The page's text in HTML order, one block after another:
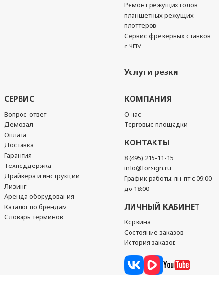
Ремонт режущих голов
планшетных режущих
плоттеров
Сервис фрезерных станков
с ЧПУ
Услуги резки
СЕРВИС
Вопрос-ответ
Демозал
Оплата
Доставка
Гарантия
Техподдержка
Драйвера и инструкции
Лизинг
Аренда оборудования
Каталог по брендам
Словарь терминов
КОМПАНИЯ
О нас
Торговые площадки
КОНТАКТЫ
8 (495) 215-11-15
info@forsign.ru
График работы: пн-пт с 09:00
до 18:00
ЛИЧНЫЙ КАБИНЕТ
Корзина
Состояние заказов
История заказов